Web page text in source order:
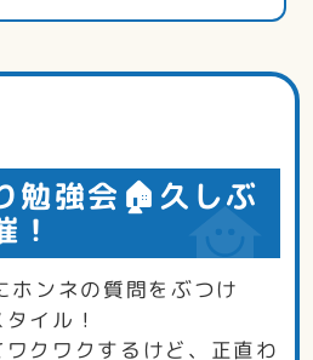
勉強会🏠久しぶ
！
ホンネの質問をぶつけ
イル！
クワクするけど、正直わ